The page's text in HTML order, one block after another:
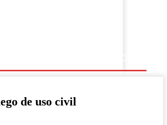
de uso civil